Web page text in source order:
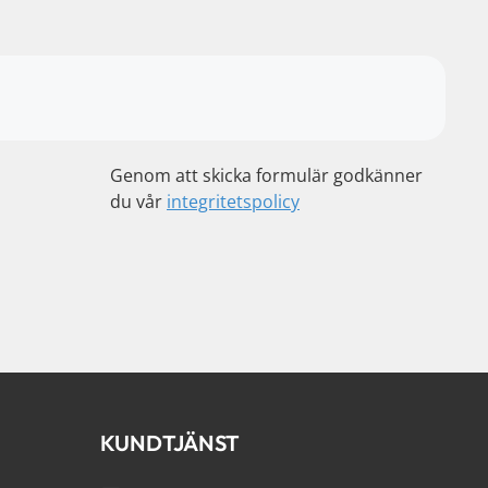
Genom att skicka formulär godkänner
du vår integritetspolicy
KUNDTJÄNST